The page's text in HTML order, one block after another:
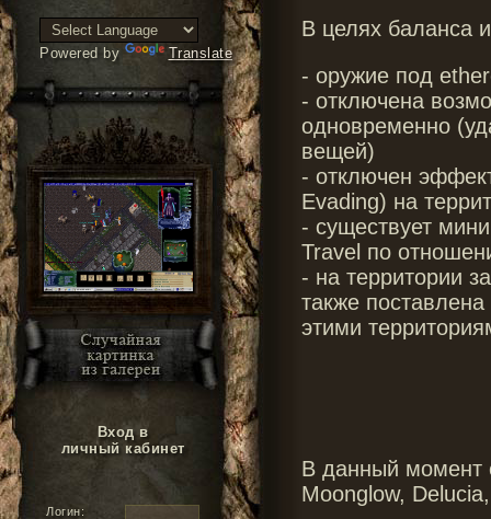
Powered by Translate
Вход в
личный кабинет
Логин:
В целях баланса
- оружие под
- отключена
одновременно
вещей)
- отключен
Evading) на
- существует
Travel по
- на территории
также
этими
В данный момент
Moonglow,